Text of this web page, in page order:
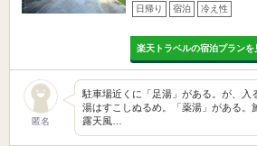
日帰り 宿泊 冷え性
楽天トラベルの宿泊プランを
匿名
駐車場近くに「足湯」がある。が、入
湯はすこしぬるめ。「薬湯」がある。
露天風…